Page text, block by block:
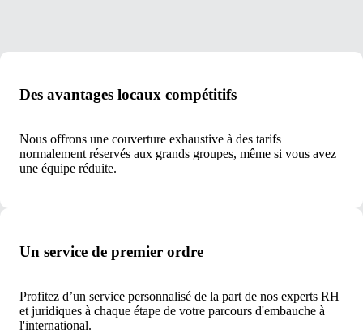
Des avantages locaux compétitifs
Nous offrons une couverture exhaustive à des tarifs
normalement réservés aux grands groupes, même si vous avez
une équipe réduite.
Un service de premier ordre
Profitez d’un service personnalisé de la part de nos experts RH
et juridiques à chaque étape de votre parcours d'embauche à
l'international.